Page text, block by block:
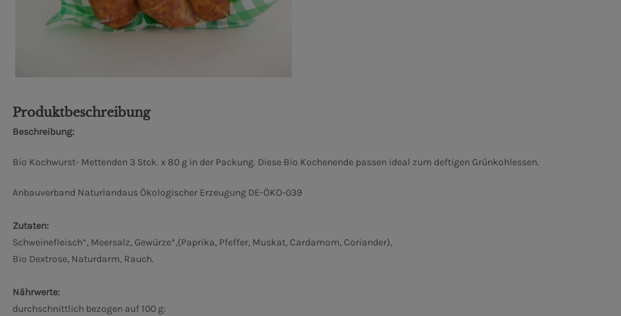
Produktbeschreibung
Beschreibung:
Bio Kochwurst- Mettenden 3 Stck. x 80 g in der Packung. Diese Bio Kochenende passen ideal zum deftigen Grünkohlessen.
Anbauverband Naturlandaus Ökologischer Erzeugung DE-ÖKO-039
Zutaten:
Schweinefleisch*, Meersalz, Gewürze*,(Paprika, Pfeffer, Muskat, Cardamom, Coriander),
Bio Dextrose, Naturdarm, Rauch.
Nährwerte:
durchschnittlich bezogen auf 100 g: